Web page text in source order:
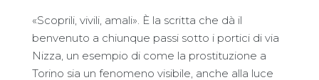
«Scoprili, vivili, amali». È la scritta che dà il
benvenuto a chiunque passi sotto i portici di via
Nizza, un esempio di come la prostituzione a
Torino sia un fenomeno visibile, anche alla luce